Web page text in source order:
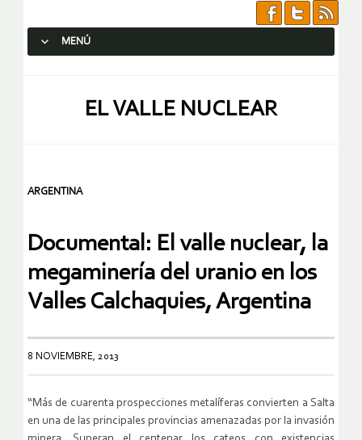
MENÚ
EL VALLE NUCLEAR
ARGENTINA
Documental: El valle nuclear, la
megaminería del uranio en los
Valles Calchaquies, Argentina
8 NOVIEMBRE, 2013
“Más de cuarenta prospecciones metalíferas convierten a Salta
en una de las principales provincias amenazadas por la invasión